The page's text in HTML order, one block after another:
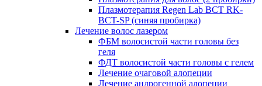
Плазмотерапия Regen Lab BCT RK-
BCT-SP (синяя пробирка)
Лечение волос лазером
ФБМ волосистой части головы без
геля
ФДТ волосистой части головы с гелем
Лечение очаговой алопеции
Лечение андрогенной алопеции